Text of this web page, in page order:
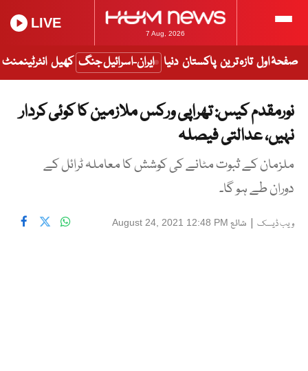
7 Aug, 2026
LIVE
صفحۂ اول تازہ ترین پاکستان دنیا ایران-اسرائیل جنگ کھیل انٹرٹینمنٹ
نورمقدم کیس: تھراپی ورکس ملازمین کا کوئی کردار
نہیں، عدالتی فیصلہ
ملزمان کے ثبوت مٹانے کی کوشش کا معاملہ ٹرائل کے
دوران طے ہو گا۔
ویب ڈیسک | شائع August 24, 2021 12:48 PM